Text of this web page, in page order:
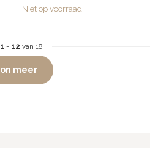
Niet op voorraad
1 - 12 van 18
meer